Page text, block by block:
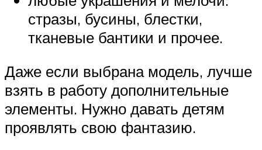
стразы, бусины, блестки,
тканевые бантики и прочее.
Даже если выбрана модель, лучше
взять в работу дополнительные
элементы. Нужно давать детям
проявлять свою фантазию.